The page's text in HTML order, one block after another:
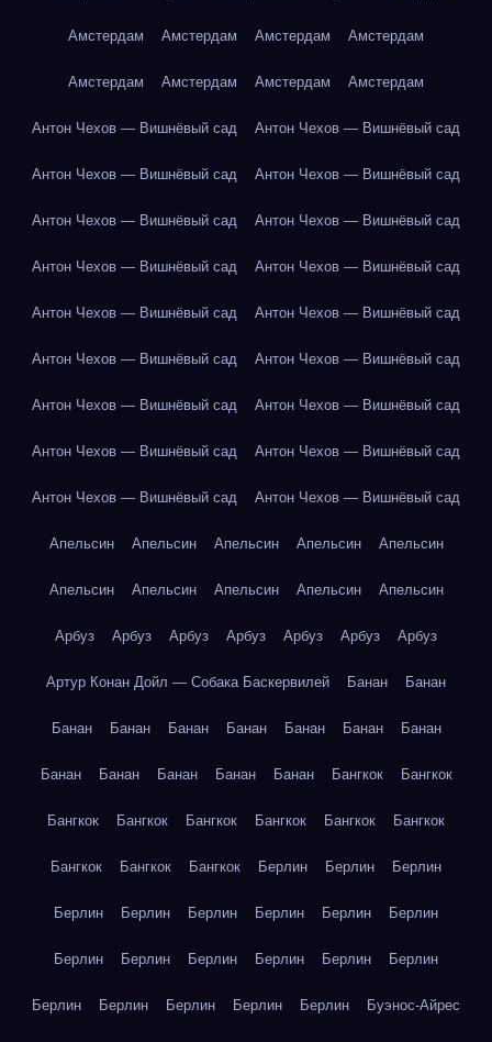
Амстердам Амстердам Амстердам Амстердам
Амстердам Амстердам Амстердам Амстердам
Антон Чехов — Вишнёвый сад Антон Чехов — Вишнёвый сад
Антон Чехов — Вишнёвый сад Антон Чехов — Вишнёвый сад
Антон Чехов — Вишнёвый сад Антон Чехов — Вишнёвый сад
Антон Чехов — Вишнёвый сад Антон Чехов — Вишнёвый сад
Антон Чехов — Вишнёвый сад Антон Чехов — Вишнёвый сад
Антон Чехов — Вишнёвый сад Антон Чехов — Вишнёвый сад
Антон Чехов — Вишнёвый сад Антон Чехов — Вишнёвый сад
Антон Чехов — Вишнёвый сад Антон Чехов — Вишнёвый сад
Антон Чехов — Вишнёвый сад Антон Чехов — Вишнёвый сад
Апельсин Апельсин Апельсин Апельсин Апельсин
Апельсин Апельсин Апельсин Апельсин Апельсин
Арбуз Арбуз Арбуз Арбуз Арбуз Арбуз Арбуз
Артур Конан Дойл — Собака Баскервилей Банан Банан
Банан Банан Банан Банан Банан Банан Банан
Банан Банан Банан Банан Банан Бангкок Бангкок
Бангкок Бангкок Бангкок Бангкок Бангкок Бангкок
Бангкок Бангкок Бангкок Берлин Берлин Берлин
Берлин Берлин Берлин Берлин Берлин Берлин
Берлин Берлин Берлин Берлин Берлин Берлин
Берлин Берлин Берлин Берлин Берлин Буэнос-Айрес